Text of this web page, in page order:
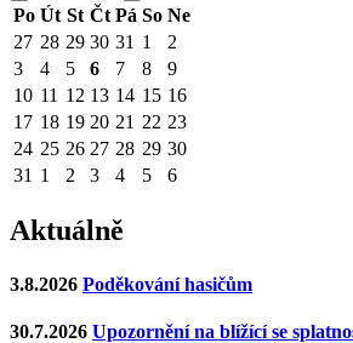
Po Út St Čt Pá So Ne
27 28 29 30 31 1
2
3
4 5 6 7 8
9
10 11 12 13 14 15 16
17 18 19 20 21 22 23
24 25 26 27 28 29 30
31 1 2 3 4 5 6
Aktuálně
3.8.2026 Poděkování hasičům
30.7.2026 Upozornění na blížící se